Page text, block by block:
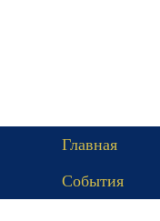
Главная
События